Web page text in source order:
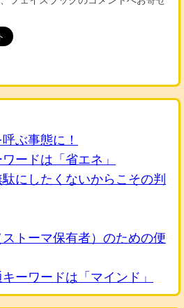
ぶ事態に！
ードは「省エネ」
にしたくないからこその判
トーマ保有者）のための便
ーワードは「マインド」